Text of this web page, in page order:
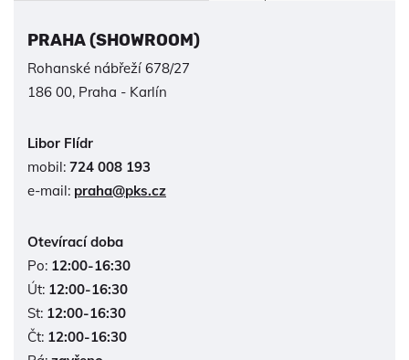
PRAHA (SHOWROOM)
Rohanské nábřeží 678/27
186 00, Praha - Karlín
Libor Flídr
mobil: 724 008 193
e-mail: praha@pks.cz
Otevírací doba
Po: 12:00-16:30
Út: 12:00-16:30
St: 12:00-16:30
Čt: 12:00-16:30